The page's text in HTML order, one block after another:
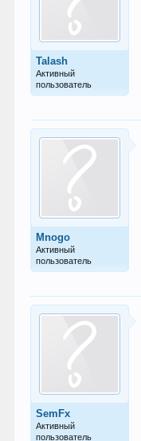
Talash
Активный
пользователь
Mnogo
Активный
пользователь
SemFx
Активный
пользователь